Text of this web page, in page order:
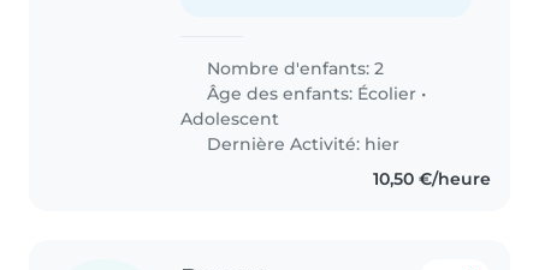
Nombre d'enfants: 2
Âge des enfants: Écolier •
Adolescent
Dernière Activité: hier
10,50 €/heure